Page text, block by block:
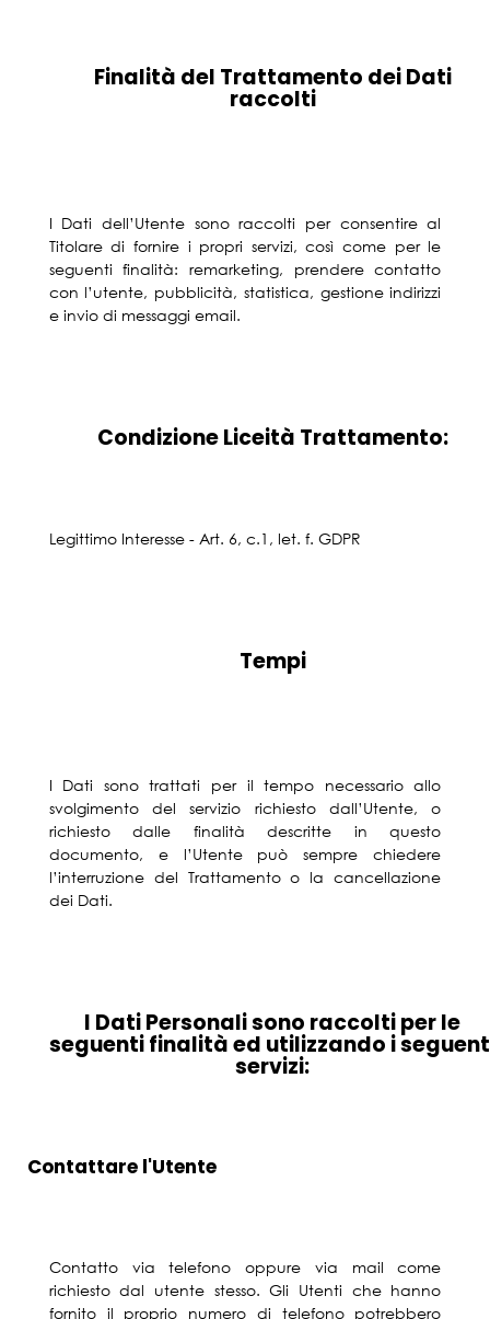
Finalità del Trattamento dei Dati
raccolti
I Dati dell’Utente sono raccolti per consentire al
Titolare di fornire i propri servizi, così come per le
seguenti finalità: remarketing, prendere contatto
con l’utente, pubblicità, statistica, gestione indirizzi
e invio di messaggi email.
Condizione Liceità Trattamento:
Legittimo Interesse - Art. 6, c.1, let. f. GDPR
Tempi
I Dati sono trattati per il tempo necessario allo
svolgimento del servizio richiesto dall’Utente, o
richiesto dalle finalità descritte in questo
documento, e l’Utente può sempre chiedere
l’interruzione del Trattamento o la cancellazione
dei Dati.
I Dati Personali sono raccolti per le
seguenti finalità ed utilizzando i
servizi:
Contattare l'Utente
Contatto via telefono oppure via mail come
richiesto dal utente stesso. Gli Utenti che hanno
fornito il proprio numero di telefono potrebbero